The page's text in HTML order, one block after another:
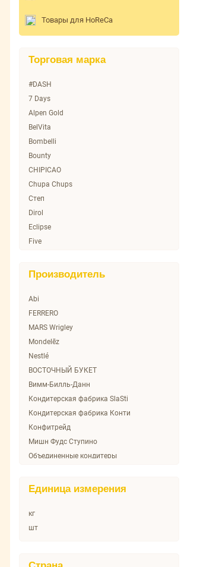
Товары для HoReCa
Торговая марка
#DASH
7 Days
Alpen Gold
BelVita
Bombelli
Bounty
CHIPICAO
Chupa Chups
Cтеп
Dirol
Eclipse
Five
Funcho
HARIBO
Halls
Kinder
Kinder Сюрприз
Konti
M&M's
MISSION PROFESSIONAL
Mars
Meller
Mentos
Milka
Milky Way
Orbit
Pashaoglu
Picnic
Производитель
Abi
FERRERO
MARS Wrigley
Mondelēz
Nestlé
ВОСТОЧНЫЙ БУКЕТ
Вимм-Билль-Данн
Кондитерская фабрика SlaSti
Кондитерская фабрика Конти
Конфитрейд
Мишн Фудс Ступино
Объединенные кондитеры
Перфетти ван Мелле
Риттер спорт шоколад
Единица измерения
кг
шт